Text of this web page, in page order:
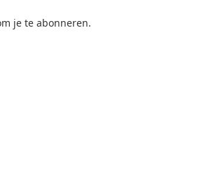
je te abonneren.